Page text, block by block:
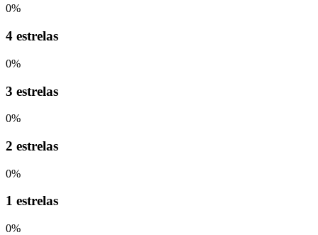
0%
4 estrelas
0%
3 estrelas
0%
2 estrelas
0%
1 estrelas
0%